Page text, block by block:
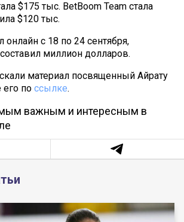
$175 тыс. BetBoom Team стала
$120 тыс.
онлайн с 18 по 24 сентября,
миллион долларов.
материал посвященный Айрату
его по ссылке.
важным и интересным в